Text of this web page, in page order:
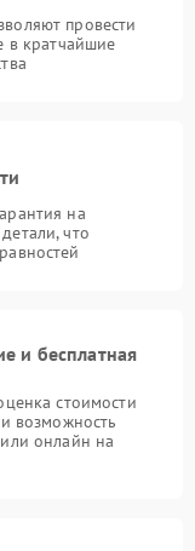
провести
в кратчайшие
на
что
и бесплатная
стоимости
возможность
онлайн на